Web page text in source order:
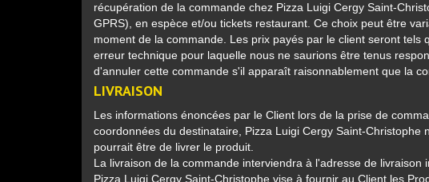
récupération de la commande chez Pizza Luigi Cergy Saint-
GPRS), en espèce et/ou tickets restaurant. Ce choix peut être
moment de la commande. Les prix payés par le client seront
erreur technique pour laquelle nous ne saurions être tenus
d'annuler cette commande s'il apparaît raisonnablement que la
LIVRAISON
Les informations énoncées par le Client lors de la prise de
coordonnées du destinataire, Pizza Luigi Cergy Saint-
pourrait être de livrer le produit.
La livraison de la commande interviendra à l'adresse de livraison
Pizza Luigi Cergy Saint-Christophe vise à fournir au Client les